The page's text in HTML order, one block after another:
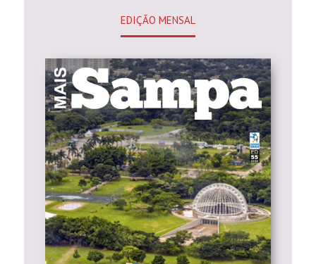
EDIÇÃO MENSAL